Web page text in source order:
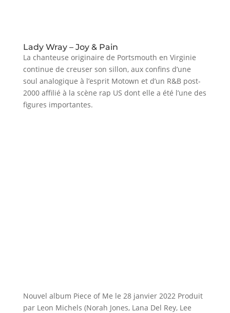
Lady Wray – Joy & Pain
La chanteuse originaire de Portsmouth en Virginie
continue de creuser son sillon, aux confins d’une
soul analogique à l’esprit Motown et d’un R&B post-
2000 affilié à la scène rap US dont elle a été l’une des
figures importantes.
Nouvel album Piece of Me le 28 janvier 2022 Produit
par Leon Michels (Norah Jones, Lana Del Rey, Lee